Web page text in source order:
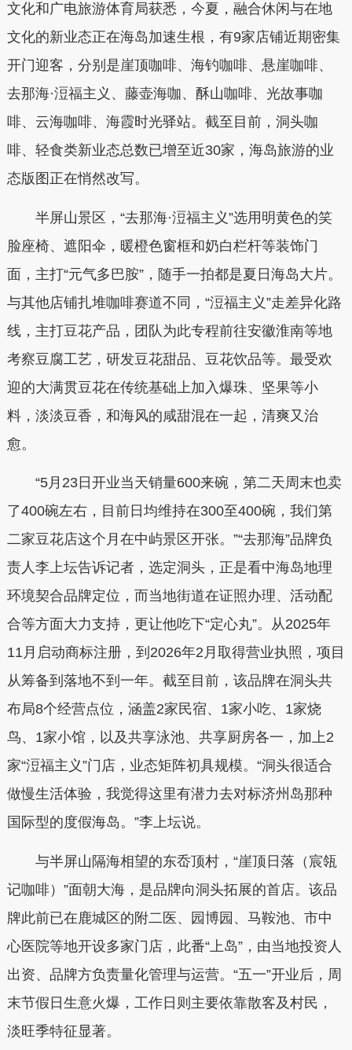
文化和广电旅游体育局获悉，今夏，融合休闲与在地
文化的新业态正在海岛加速生根，有9家店铺近期密集
开门迎客，分别是崖顶咖啡、海钓咖啡、悬崖咖啡、
去那海·浢福主义、藤壶海咖、酥山咖啡、光故事咖
啡、云海咖啡、海霞时光驿站。截至目前，洞头咖
啡、轻食类新业态总数已增至近30家，海岛旅游的业
态版图正在悄然改写。
半屏山景区，“去那海·浢福主义”选用明黄色的笑
脸座椅、遮阳伞，暖橙色窗框和奶白栏杆等装饰门
面，主打“元气多巴胺”，随手一拍都是夏日海岛大片。
与其他店铺扎堆咖啡赛道不同，“浢福主义”走差异化路
线，主打豆花产品，团队为此专程前往安徽淮南等地
考察豆腐工艺，研发豆花甜品、豆花饮品等。最受欢
迎的大满贯豆花在传统基础上加入爆珠、坚果等小
料，淡淡豆香，和海风的咸甜混在一起，清爽又治
愈。
“5月23日开业当天销量600来碗，第二天周末也卖
了400碗左右，目前日均维持在300至400碗，我们第
二家豆花店这个月在中屿景区开张。”“去那海”品牌负
责人李上坛告诉记者，选定洞头，正是看中海岛地理
环境契合品牌定位，而当地街道在证照办理、活动配
合等方面大力支持，更让他吃下“定心丸”。从2025年
11月启动商标注册，到2026年2月取得营业执照，项目
从筹备到落地不到一年。截至目前，该品牌在洞头共
布局8个经营点位，涵盖2家民宿、1家小吃、1家烧
鸟、1家小馆，以及共享泳池、共享厨房各一，加上2
家“浢福主义”门店，业态矩阵初具规模。“洞头很适合
做慢生活体验，我觉得这里有潜力去对标济州岛那种
国际型的度假海岛。”李上坛说。
与半屏山隔海相望的东岙顶村，“崖顶日落（宸瓴
记咖啡）”面朝大海，是品牌向洞头拓展的首店。该品
牌此前已在鹿城区的附二医、园博园、马鞍池、市中
心医院等地开设多家门店，此番“上岛”，由当地投资人
出资、品牌方负责量化管理与运营。“五一”开业后，周
末节假日生意火爆，工作日则主要依靠散客及村民，
淡旺季特征显著。